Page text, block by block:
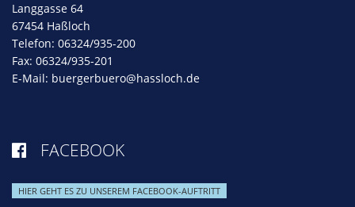
Langgasse 64
67454 Haßloch
Telefon: 06324/935-200
Fax: 06324/935-201
E-Mail: buergerbuero@hassloch.de
 FACEBOOK
HIER GEHT ES ZU UNSEREM FACEBOOK-AUFTRITT